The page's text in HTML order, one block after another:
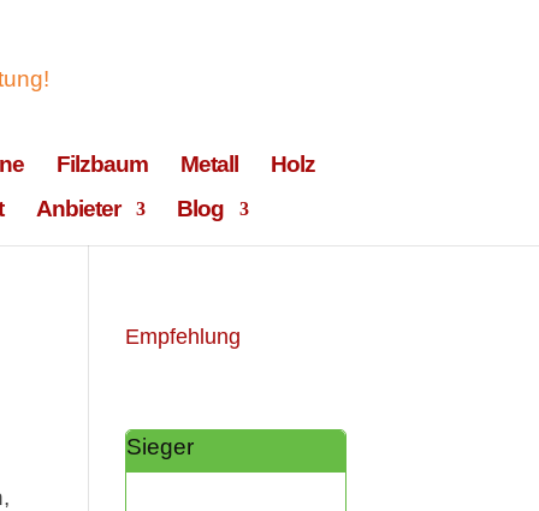
Filzbaum Metall
Holz
Anbieter Blog
Empfehlung
Sieger